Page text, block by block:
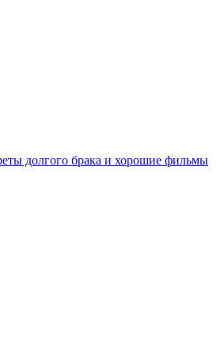
долгого брака и хорошие фильмы